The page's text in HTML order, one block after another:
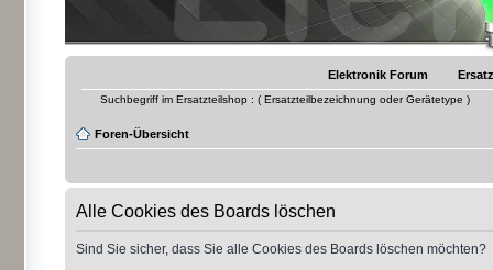
Elektronik Forum
Suchbegriff im Ersatzteilshop : ( Ersatzteilbezeichnung oder Gerätetype )
Foren-Übersicht
Alle Cookies des Boards löschen
Sind Sie sicher, dass Sie alle Cookies des Boards löschen möchten?